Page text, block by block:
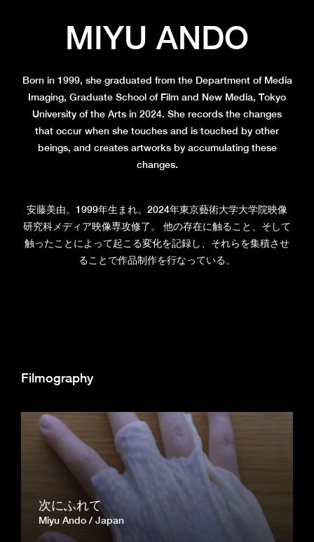
MIYU ANDO
Born in 1999, she graduated from the Department of Media
Imaging, Graduate School of Film and New Media, Tokyo
University of the Arts in 2024. She records the changes
that occur when she touches and is touched by other
beings, and creates artworks by accumulating these
changes.
安藤美由。1999年生まれ。2024年東京藝術大学大学院映像
研究科メディア映像専攻修了。 他の存在に触ること、そして
触ったことによって起こる変化を記録し、それらを集積させ
ることで作品制作を行なっている。
Filmography
次にふれて
Miyu Ando Japan